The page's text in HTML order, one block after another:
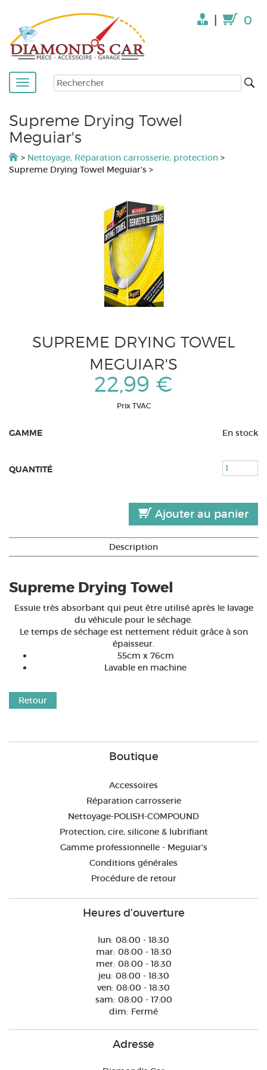
| 0
Supreme Drying Towel
Meguiar's
> Nettoyage, Réparation carrosserie, protection >
Supreme Drying Towel Meguiar's >
SUPREME DRYING TOWEL
MEGUIAR'S
22,99 €
Prix TVAC
GAMME En stock
QUANTITÉ
Ajouter au panier
Description
Supreme Drying Towel
Essuie très absorbant qui peut être utilisé après le lavage
du véhicule pour le séchage.
Le temps de séchage est nettement réduit grâce à son
épaisseur.
55cm x 76cm
Lavable en machine
Retour
Boutique
Accessoires
Réparation carrosserie
Nettoyage-POLISH-COMPOUND
Protection, cire, silicone & lubrifiant
Gamme professionnelle - Meguiar's
Conditions générales
Procédure de retour
Heures d'ouverture
lun: 08:00 - 18:30
mar: 08:00 - 18:30
mer: 08:00 - 18:30
jeu: 08:00 - 18:30
ven: 08:00 - 18:30
sam: 08:00 - 17:00
dim: Fermé
Adresse